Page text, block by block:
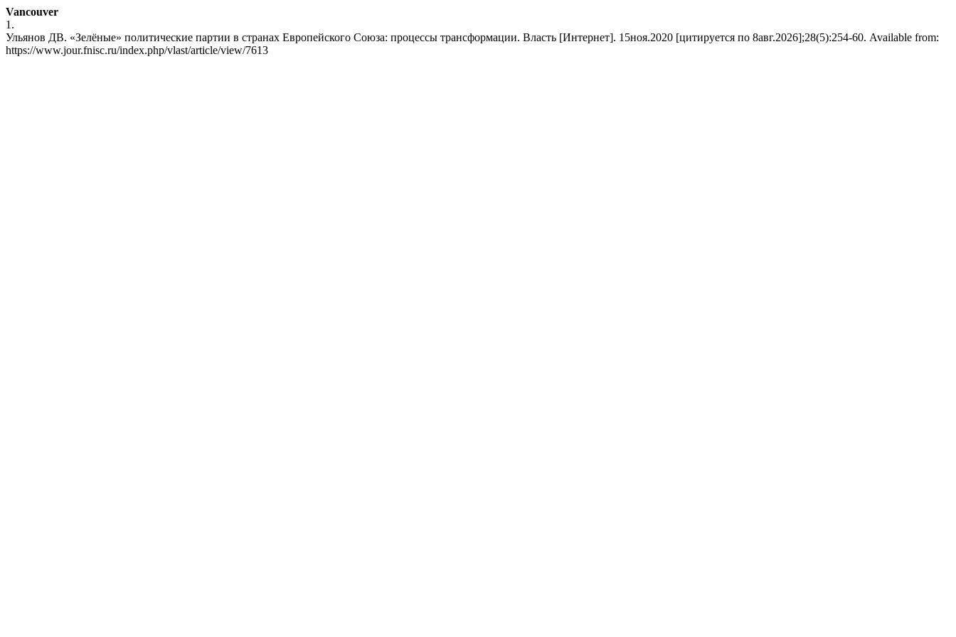
Vancouver
1.
Ульянов ДВ. «Зелёные» политические партии в странах Европейского Союза: процессы трансформации. Власть [Интернет]. 15ноя.2020 [цитируется по 8авг.2026];28(5):254-60. Available from:
https://www.jour.fnisc.ru/index.php/vlast/article/view/7613